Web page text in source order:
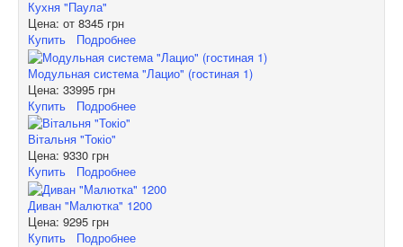
Кухня "Паула"
Цена: от 8345 грн
Купить
Подробнее
Модульная система "Лацио" (гостиная 1)
Цена: 33995 грн
Купить
Подробнее
Вітальня "Токіо"
Цена: 9330 грн
Купить
Подробнее
Диван "Малютка" 1200
Цена: 9295 грн
Купить
Подробнее